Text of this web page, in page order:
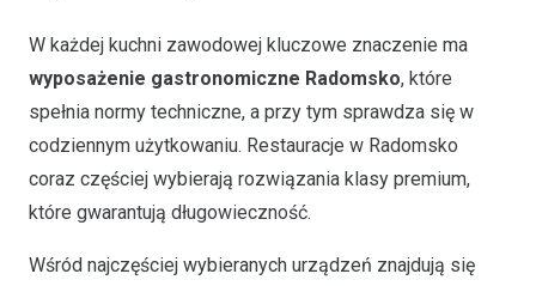
W każdej kuchni zawodowej kluczowe znaczenie ma
wyposażenie gastronomiczne Radomsko, które
spełnia normy techniczne, a przy tym sprawdza się w
codziennym użytkowaniu. Restauracje w Radomsko
coraz częściej wybierają rozwiązania klasy premium,
które gwarantują długowieczność.
Wśród najczęściej wybieranych urządzeń znajdują się